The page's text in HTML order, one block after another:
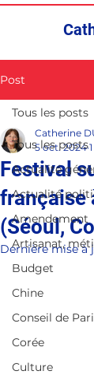
Post
Tous les posts
Actualité
Actualité
Amendement
Artisanat,
Budget
Chine
Conseil de
Corée
Culture
Tous les posts
Festival
française
(Séoul,
Catherine
5 oct. 2024
Dernière mise à